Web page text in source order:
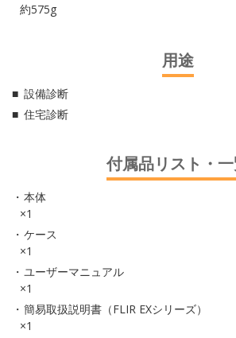
約575g
用途
設備診断
住宅診断
付属品リスト・
本体
×1
ケース
×1
ユーザーマニュアル
×1
簡易取扱説明書（FLIR EXシリーズ）
×1